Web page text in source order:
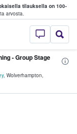
tilauksella on 100-
arvosta.
-
- Group Stage
, Wolverhampton,